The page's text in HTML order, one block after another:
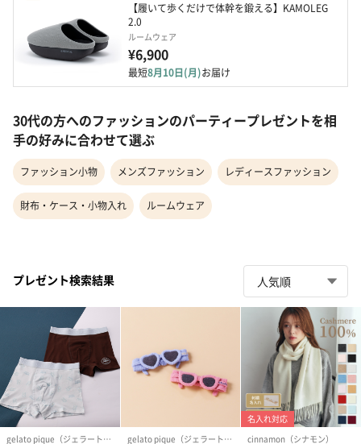
【履いて歩くだけで体幹を鍛える】KAMOLEG
2.0
ルームウェア
¥6,900
最短8月10日(月)お届け
30代の方へのファッションのパーティープレゼントを相
手の好みに合わせて選ぶ
ファッション小物 メンズファッション レディースファッション
財布・ケース・小物入れ ルームウェア
プレゼント検索結果